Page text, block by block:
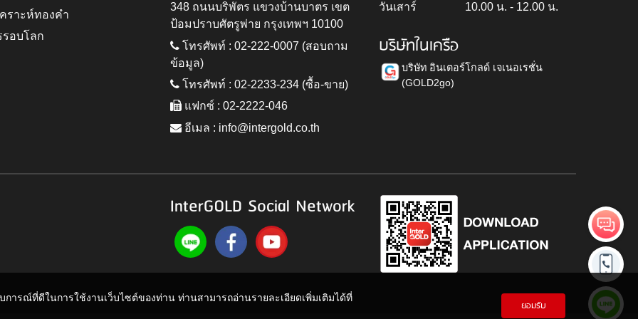
ราะห์ทองคำ
อบโลก
348 ถนนบริพัตร แขวงบ้านบาตร เขต
ป้อมปราบศัตรูพ่าย กรุงเทพฯ 10100
โทรศัพท์ : 02-222-0007 (สอบถาม
ข้อมูล)
โทรศัพท์ : 02-2233-234 (ซื้อ-ขาย)
แฟกซ์ : 02-2222-046
อีเมล : info@intergold.co.th
วันเสาร์ 10.00 น. - 12.00 น.
บริษัทในเครือ
บริษัท อินเตอร์โกลด์ เจเนอเรชั่น
(GOLD2go)
InterGOLD Social Network
ารณ์ที่ดีในการใช้งานเว็บไซต์ของท่าน ท่านสามารถอ่านรายละเอียดเพิ่มเติมได้ที่
ยอมรับ